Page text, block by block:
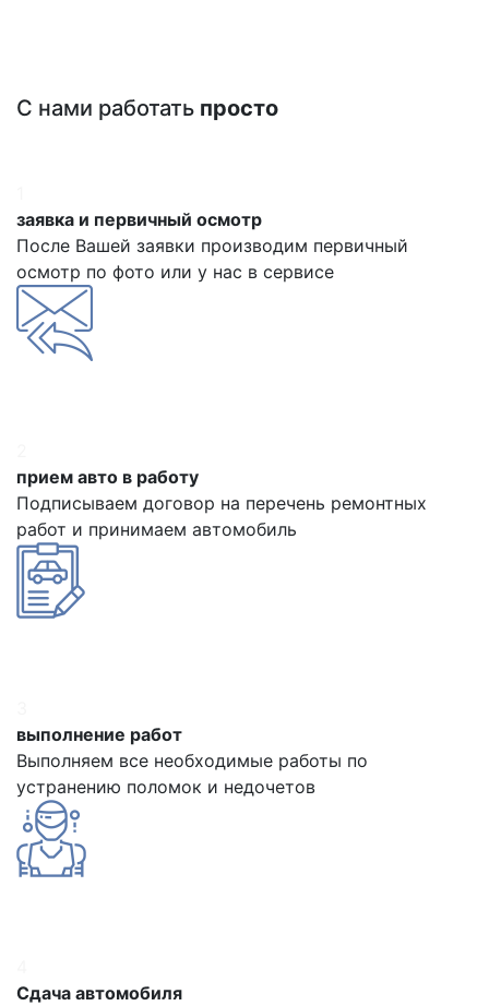
С нами работать просто
заявка и первичный осмотр
После Вашей заявки производим первичный
осмотр по фото или у нас в сервисе
прием авто в работу
Подписываем договор на перечень ремонтных
работ и принимаем автомобиль
выполнение работ
Выполняем все необходимые работы по
устранению поломок и недочетов
Сдача автомобиля